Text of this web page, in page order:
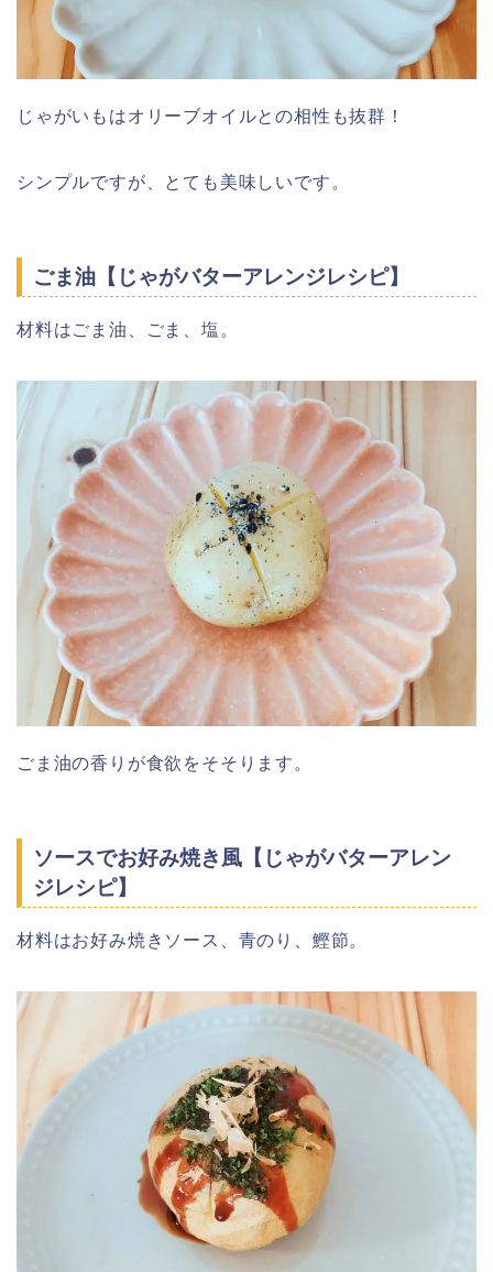
じゃがいもはオリーブオイルとの相性も抜群！
シンプルですが、とても美味しいです。
ごま油【じゃがバターアレンジレシピ】
材料はごま油、ごま、塩。
ごま油の香りが食欲をそそります。
ソースでお好み焼き風【じゃがバターアレン
ジレシピ】
材料はお好み焼きソース、青のり、鰹節。